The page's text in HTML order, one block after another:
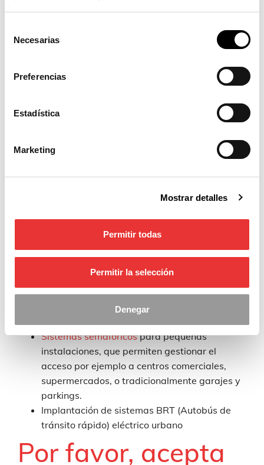
Necesarias
Preferencias
Estadística
Marketing
Mostrar detalles
Permitir todas
Permitir la selección
Denegar
peatón sea el centro de la movilidad urbana con
productos como:
La nueva generación de pulsadores
semafóricosFUTURA PULSE, que mejora la
seguridad y accesibilidad de los peatones y
Sistemas semafóricospara pequeñas
instalaciones, que permiten gestionar el
acceso por ejemplo a centros comerciales,
supermercados, o tradicionalmente garajes y
parkings.
Implantación de sistemas BRT (Autobús de
tránsito rápido) eléctrico urbano
Por favor, acepta